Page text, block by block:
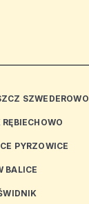
SZWEDEROWO
PYRZOWICE
BALICE